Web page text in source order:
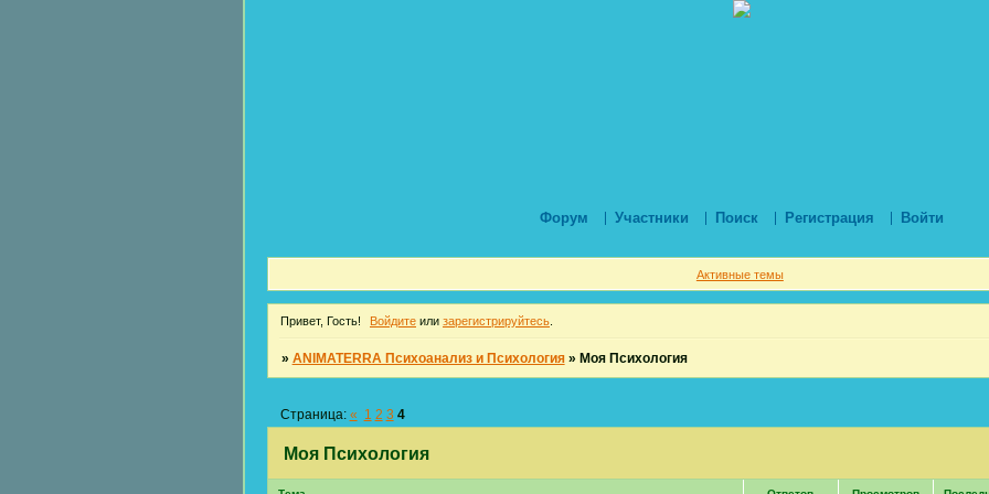
Форум Участники Поиск Регистрация Войти
Активные темы
Привет, Гость! Войдите или зарегистрируйтесь
» ANIMATERRA Психоанализ и Психология » Моя Психология
Моя Психология
Страница: « 1 2 3 4